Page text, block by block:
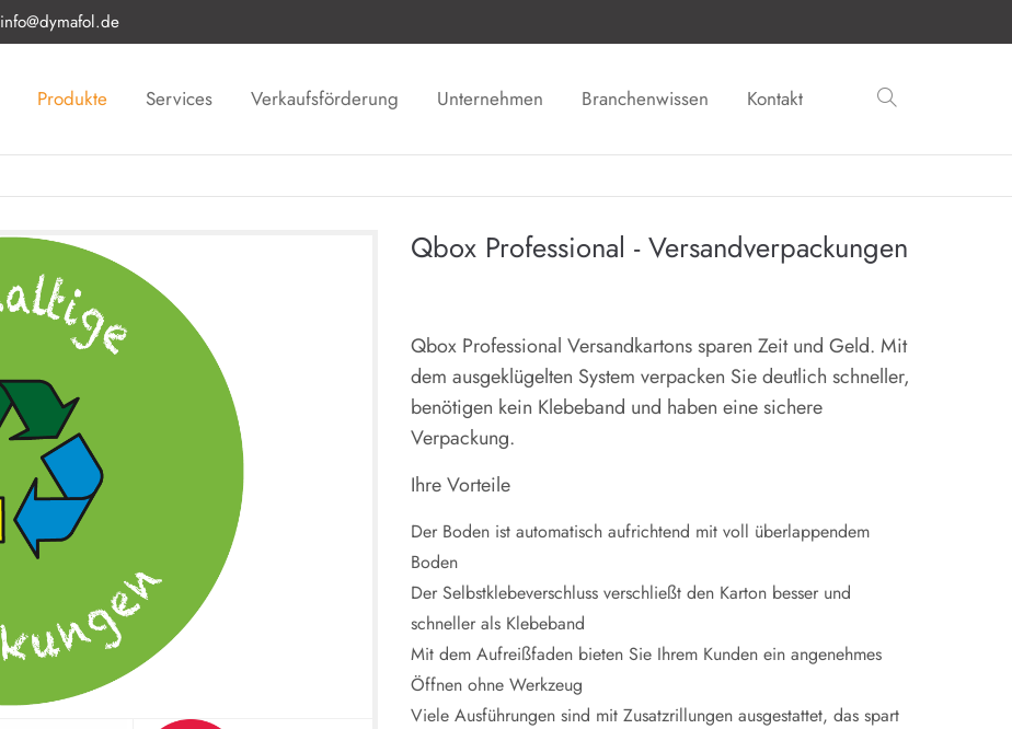
info@dymafol.de
Produkte Services Verkaufsförderung Unternehmen Branchenwissen Kontakt
Qbox Professional - Versandverpackungen
Qbox Professional Versandkartons sparen Zeit und Geld. Mit
dem ausgeklügelten System verpacken Sie deutlich schneller,
benötigen kein Klebeband und haben eine sichere
Verpackung.
Ihre Vorteile
Der Boden ist automatisch aufrichtend mit voll überlappendem
Boden
Der Selbstklebeverschluss verschließt den Karton besser und
schneller als Klebeband
Mit dem Aufreißfaden bieten Sie Ihrem Kunden ein angenehmes
Öffnen ohne Werkzeug
Viele Ausführungen sind mit Zusatzrillungen ausgestattet, das spart